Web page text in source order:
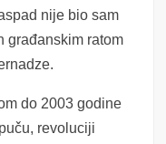
nije bio sam
građanskim ratom
do 2003 godine
revoluciji